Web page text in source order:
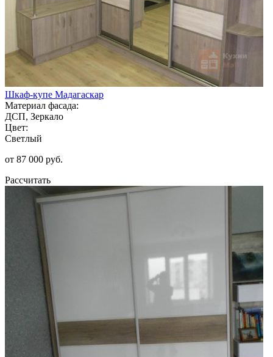
Шкаф-купе Мадагаскар
Материал фасада:
ДСП, Зеркало
Цвет:
Светлый
от 87 000 руб.
Рассчитать